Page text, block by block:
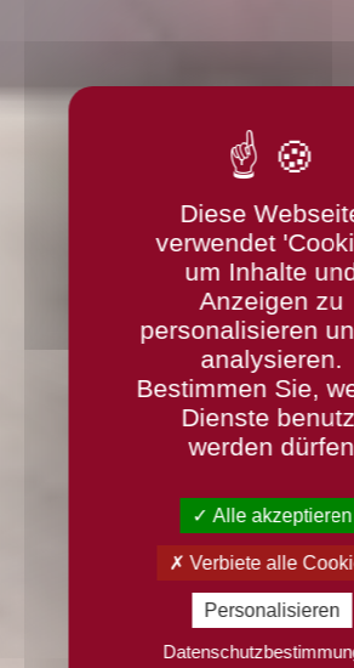
Diese
verwendet
um Inhalte
Anzeigen zu
personalisieren
analysieren.
Bestimmen Sie,
Dienste
werden dürfen
Alle akzeptieren
Verbiete alle
Personalisieren